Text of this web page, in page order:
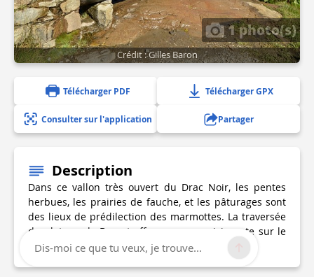
1 photo(s)
Crédit : Gilles Baron
Télécharger PDF Télécharger GPX
Consulter sur l'application Partager
Description
Dans ce vallon très ouvert du Drac Noir, les pentes
herbues, les prairies de fauche, et les pâturages sont
des lieux de prédilection des marmottes. La traversée
du plateau de Basset offre une vue saisissante sur le
vallon de Charnières.
Dis-moi ce que tu veux, je trouve...